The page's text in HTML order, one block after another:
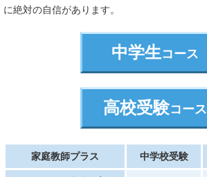
に絶対の自信があります。
中学生コース
高校受験コース
家庭教師プラス 中学校受験